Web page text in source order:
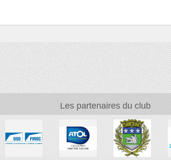
Les partenaires du club